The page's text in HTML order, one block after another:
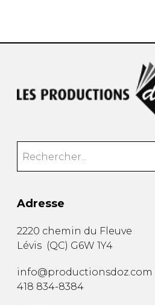
Adresse
2220 chemin du Fleuve
Lévis (QC) G6W 1Y4
info@productionsdoz.com
418 834-8384